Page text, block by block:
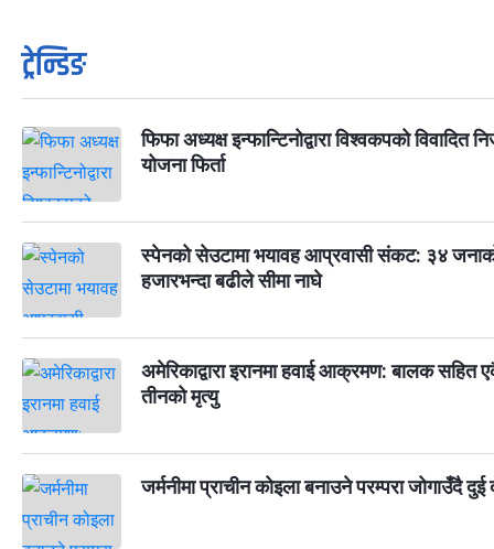
ट्रेन्डिङ
फिफा अध्यक्ष इन्फान्टिनोद्वारा विश्वकपको विवादित
योजना फिर्ता
स्पेनको सेउटामा भयावह आप्रवासी संकट: ३४
हजारभन्दा बढीले सीमा नाघे
अमेरिकाद्वारा इरानमा हवाई आक्रमण: बालक सहित
तीनको मृत्यु
जर्मनीमा प्राचीन कोइला बनाउने परम्परा जोगाउँदै दुई